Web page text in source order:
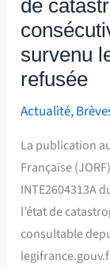
de
survenu
refusée
Actualité,
La publication
Française
INTE2604313A
l’état de
consultable
survenu
le
18/03/2025
a
été